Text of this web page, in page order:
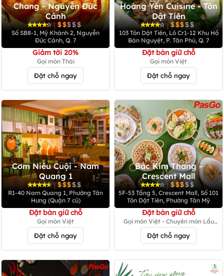
Chang - Nguyễn Đức
Cảnh
|
Số SB8-1, Mỹ Khánh 2, Nguyễn
Đức Cảnh, Q. 7
Giảm tới 20%
Gọi món Thái
Đặt chỗ ngay
Hoàng Yến Cuisine - Tôn
Dật Tiên
|
103 Tôn Dật Tiên, Lô Cr1-12 Khu Hồ
Bán Nguyệt, P. Tân Phú, Q. 7
Đặt bàn giữ chỗ
Gọi món Việt
Đặt chỗ ngay
Cơm Niêu Cuội - Nam
Quang 1
|
R1-40 Nam Quang 1, Phường Tân
Hưng (Quận 7 cũ)
Đặt bàn giữ chỗ
Gọi món Việt
Đặt chỗ ngay
Bắc Kim Thang -
Crescent Mall
|
5F-53 Tầng 5, Crescent Mall, Số 101
Tôn Dật Tiên, Phường Tân Mỹ
Đặt bàn giữ chỗ
Gọi món Việt - Chuyên món Lẩu
Đặt chỗ ngay